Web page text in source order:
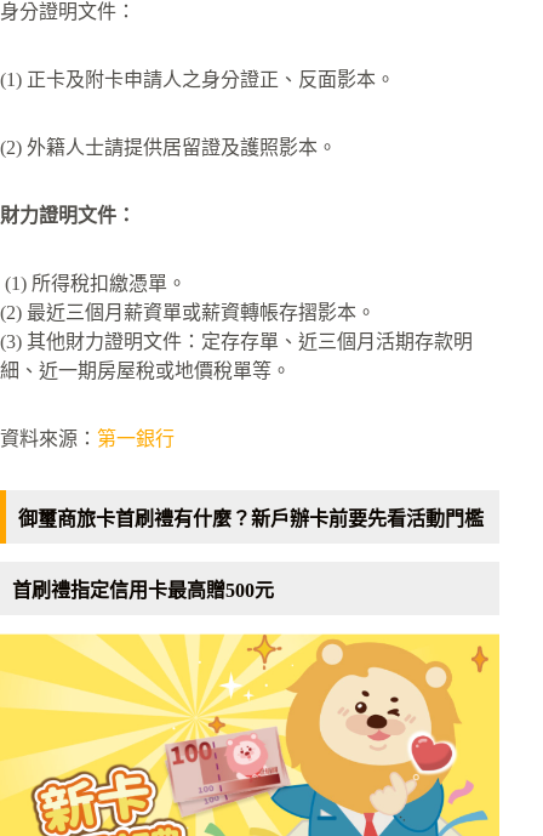
身分證明文件：
(1) 正卡及附卡申請人之身分證正、反面影本。
(2) 外籍人士請提供居留證及護照影本。
財力證明文件：
(1) 所得稅扣繳憑單。
(2) 最近三個月薪資單或薪資轉帳存摺影本。
(3) 其他財力證明文件：定存存單、近三個月活期存款明
細、近一期房屋稅或地價稅單等。
資料來源： 第一銀行
御璽商旅卡首刷禮有什麼？新戶辦卡前要先看活動門檻
首刷禮指定信用卡最高贈500元